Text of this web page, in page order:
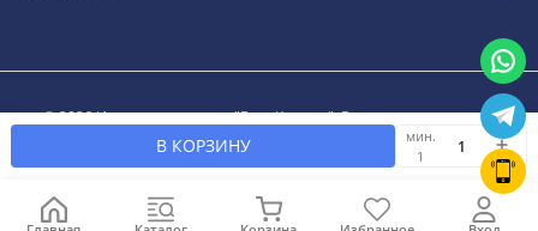
В КОРЗИНУ
мин.
1
© 2026 Интернет-магазин "Ваш Климат". Все права защищены